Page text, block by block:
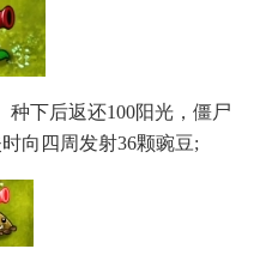
种下后返还100阳光，僵尸
向四周发射36颗豌豆;